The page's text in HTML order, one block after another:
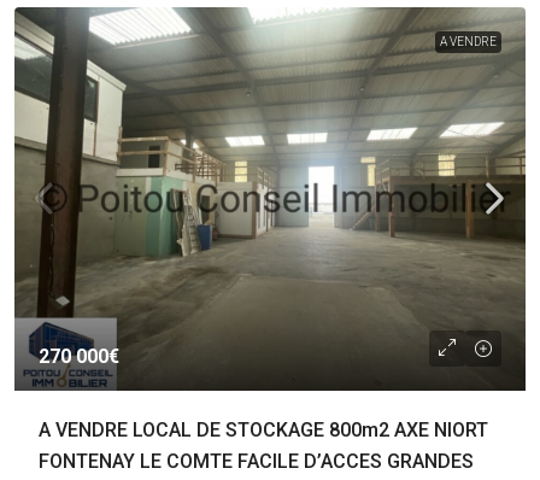
A VENDRE
270 000€
A VENDRE LOCAL DE STOCKAGE 800m2 AXE NIORT
FONTENAY LE COMTE FACILE D’ACCES GRANDES